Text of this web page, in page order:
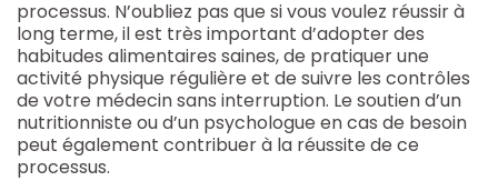
processus. N’oubliez pas que si vous voulez réussir à
long terme, il est très important d’adopter des
habitudes alimentaires saines, de pratiquer une
activité physique régulière et de suivre les contrôles
de votre médecin sans interruption. Le soutien d’un
nutritionniste ou d’un psychologue en cas de besoin
peut également contribuer à la réussite de ce
processus.